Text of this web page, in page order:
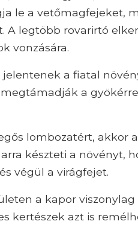
le a vetőmagfejeket,
A legtöbb rovarirtó
vonzására.
a fiatal
a
lombozatért, akkor
készteti a növényt,
végül a virágfejet.
a kapor
kertészek azt is